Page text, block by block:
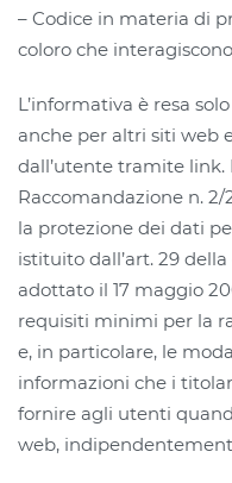
– Codice in materia di
coloro che
L’informativa è resa
anche per altri siti web
dall’utente tramite link.
Raccomandazione n.
la protezione dei dati
istituito dall’art. 29
adottato il 17 maggio
requisiti minimi per la
e, in particolare, le
informazioni che i
fornire agli utenti
web,